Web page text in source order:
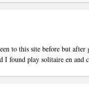
to this site before but after
I found play solitaire en and